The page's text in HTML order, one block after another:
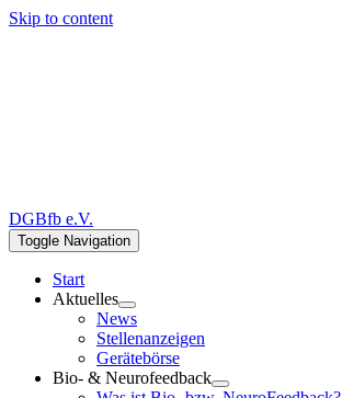
Skip to content
DGBfb e.V.
Toggle Navigation
Start
Aktuelles
News
Stellenanzeigen
Gerätebörse
Bio- & Neurofeedback